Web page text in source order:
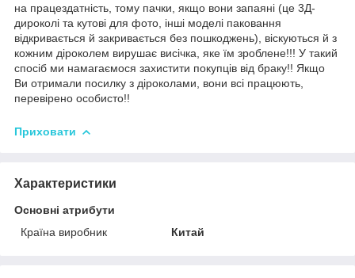
на працездатність, тому пачки, якщо вони запаяні (це 3Д-
дироколі та кутові для фото, інші моделі паковання
відкривається й закривається без пошкоджень), віскуються й з
кожним діроколем вирушає висічка, яке їм зроблене!!! У такий
спосіб ми намагаємося захистити покупців від браку!! Якщо
Ви отримали посилку з діроколами, вони всі працюють,
перевірено особисто!!
Приховати
Характеристики
Основні атрибути
Країна виробник
Китай